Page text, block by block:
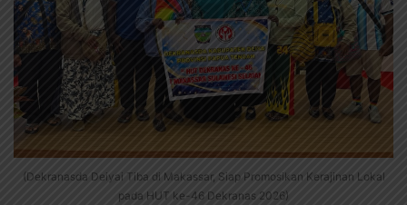
(Dekranasda Deiyai Tiba di Makassar, Siap Promosikan Kerajinan Lokal
pada HUT ke-46 Dekranas 2026)